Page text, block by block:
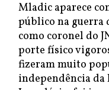
Mladic aparece
público na guerra
como coronel do
porte físico
fizeram muito
independência da